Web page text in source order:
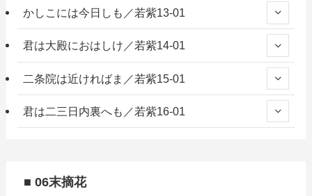
かしこには今日しも／若紫13-01
君は大殿におはしけ／若紫14-01
二条院は近ければま／若紫15-01
君は二三日内裏へも／若紫16-01
■ 06末摘花